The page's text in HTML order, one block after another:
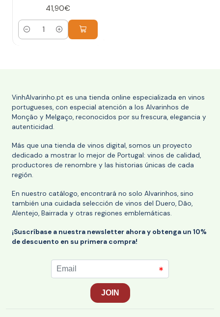
41,90€
Cantidad
VinhAlvarinho.pt es una tienda online especializada en vinos
portugueses, con especial atención a los Alvarinhos de
Monção y Melgaço, reconocidos por su frescura, elegancia y
autenticidad.
Más que una tienda de vinos digital, somos un proyecto
dedicado a mostrar lo mejor de Portugal: vinos de calidad,
productores de renombre y las historias únicas de cada
región.
En nuestro catálogo, encontrará no solo Alvarinhos, sino
también una cuidada selección de vinos del Duero, Dão,
Alentejo, Bairrada y otras regiones emblemáticas.
¡Suscríbase a nuestra newsletter ahora y obtenga un 10%
de descuento en su primera compra!